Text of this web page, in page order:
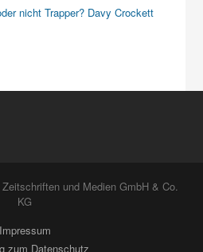
nicht Trapper? Davy Crockett
und Medien GmbH & Co.
KG
Impressum
zum Datenschutz